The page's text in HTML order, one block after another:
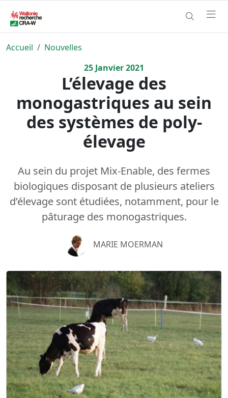
Accueil
Nouvelles
25 Janvier2021
L’élevage des
monogastriques au sein
des systèmes de poly-
élevage
Au sein du projet Mix-Enable, des fermes
biologiques disposant de plusieurs ateliers
d’élevage sont étudiées, notamment, pour le
pâturage des monogastriques.
MARIE MOERMAN